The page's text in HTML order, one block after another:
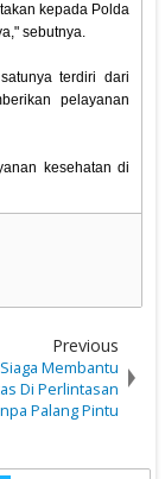
kepada Polda
sebutnya.
terdiri dari
pelayanan
kesehatan di
Previous
Membantu
Di Perlintasan
Palang Pintu